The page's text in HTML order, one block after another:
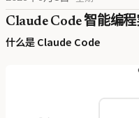
Claude Code 智能编程
什么是 Claude Code